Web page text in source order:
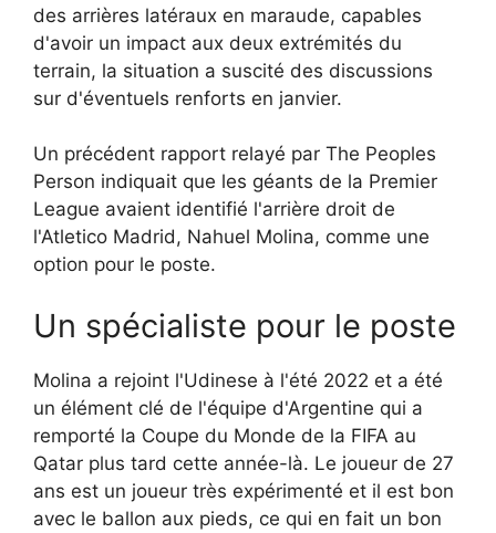
des arrières latéraux en maraude, capables
d'avoir un impact aux deux extrémités du
terrain, la situation a suscité des discussions
sur d'éventuels renforts en janvier.
Un précédent rapport relayé par The Peoples
Person indiquait que les géants de la Premier
League avaient identifié l'arrière droit de
l'Atletico Madrid, Nahuel Molina, comme une
option pour le poste.
Un spécialiste pour le poste
Molina a rejoint l'Udinese à l'été 2022 et a été
un élément clé de l'équipe d'Argentine qui a
remporté la Coupe du Monde de la FIFA au
Qatar plus tard cette année-là. Le joueur de 27
ans est un joueur très expérimenté et il est bon
avec le ballon aux pieds, ce qui en fait un bon